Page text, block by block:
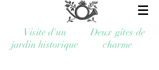
Visite d'un
jardin historique
Deux gîtes de
charme